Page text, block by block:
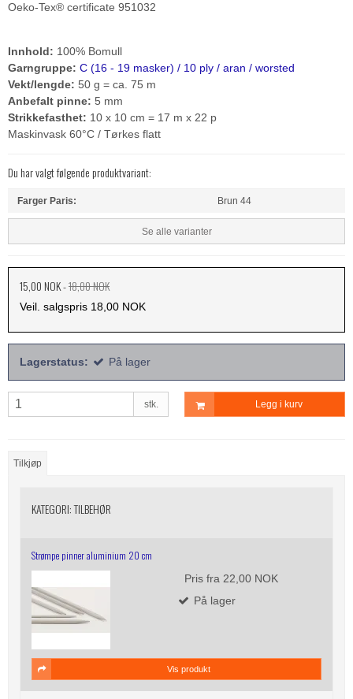
Oeko-Tex® certificate 951032
Innhold: 100% Bomull
Garngruppe: C (16 - 19 masker) / 10 ply / aran / worsted
Vekt/lengde: 50 g = ca. 75 m
Anbefalt pinne: 5 mm
Strikkefasthet: 10 x 10 cm = 17 m x 22 p
Maskinvask 60°C / Tørkes flatt
Du har valgt følgende produktvariant:
Farger Paris: Brun 44
Se alle varianter
15,00 NOK-18,00 NOK
Veil. salgspris 18,00 NOK
Lagerstatus: På lager
stk. Legg i kurv
Tilkjøp
KATEGORI:TILBEHØR
Strømpe pinner aluminium 20 cm
Pris fra 22,00 NOK
På lager
Vis produkt